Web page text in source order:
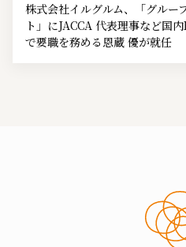
株式会社イルグルム、「グルー
ト」にJACCA 代表理事など国
で要職を務める恩蔵 優が就任